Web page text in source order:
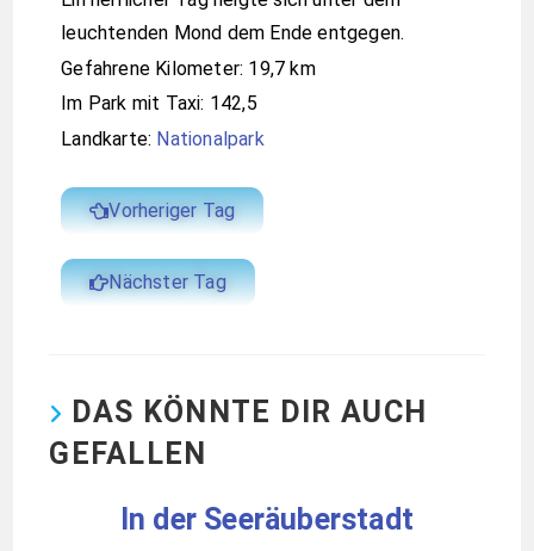
leuchtenden Mond dem Ende entgegen.
Gefahrene Kilometer: 19,7 km
Im Park mit Taxi: 142,5
Landkarte: Nationalpark
Vorheriger Tag
Nächster Tag
DAS KÖNNTE DIR AUCH
GEFALLEN
In der Seeräuberstadt